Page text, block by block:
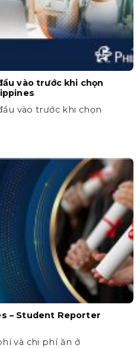
vào trước khi chọn
vào trước khi chọn
– Student Reporter
và chi phí ăn ở